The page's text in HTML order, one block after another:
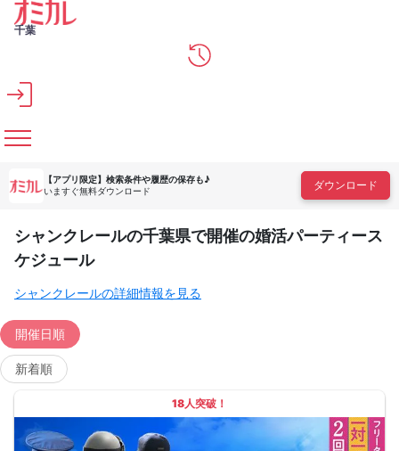
メインコンテンツへスキップ
千葉
【アプリ限定】 検索条件や履歴の保存も♪
いますぐ無料ダウンロード
ダウンロード
シャンクレールの千葉県で開催の婚活パーティース
ケジュール
シャンクレールの詳細情報を見る
開催日順
新着順
18人突破！